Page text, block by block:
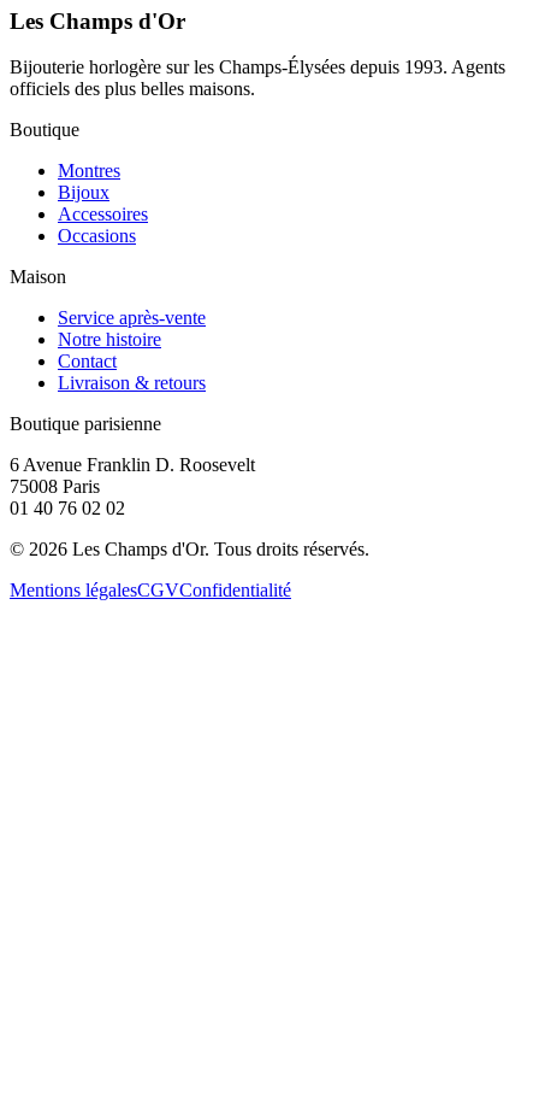
Les Champs d'Or
Bijouterie horlogère sur les Champs-Élysées depuis 1993. Agents
officiels des plus belles maisons.
Boutique
Montres
Bijoux
Accessoires
Occasions
Maison
Service après-vente
Notre histoire
Contact
Livraison & retours
Boutique parisienne
6 Avenue Franklin D. Roosevelt
75008 Paris
01 40 76 02 02
© 2026 Les Champs d'Or. Tous droits réservés.
Mentions légalesCGVConfidentialité